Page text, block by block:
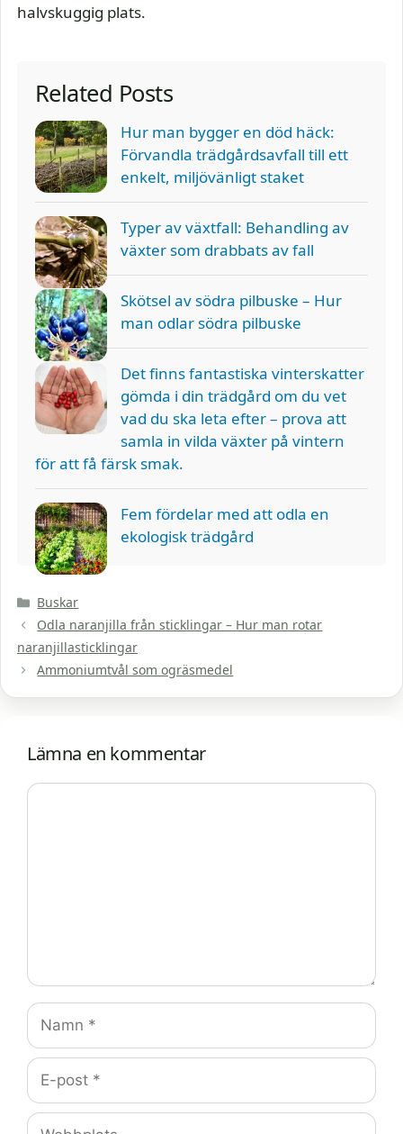
halvskuggig plats.
Related Posts
Hur man bygger en död häck:
Förvandla trädgårdsavfall till ett
enkelt, miljövänligt staket
Typer av växtfall: Behandling av
växter som drabbats av fall
Skötsel av södra pilbuske – Hur
man odlar södra pilbuske
Det finns fantastiska vinterskatter
gömda i din trädgård om du vet
vad du ska leta efter – prova att
samla in vilda växter på vintern
för att få färsk smak.
Fem fördelar med att odla en
ekologisk trädgård
Kategorier
Buskar
Odla naranjilla från sticklingar – Hur man rotar
naranjillasticklingar
Ammoniumtvål som ogräsmedel
Lämna en kommentar
Kommentar
Namn
E-
post
Webbplats